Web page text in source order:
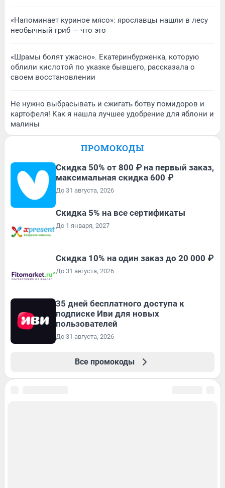
«Напоминает куриное мясо»: ярославцы нашли в лесу
необычный гриб — что это
«Шрамы болят ужасно». Екатеринбурженка, которую
облили кислотой по указке бывшего, рассказала о
своем восстановлении
Не нужно выбрасывать и сжигать ботву помидоров и
картофеля! Как я нашла лучшее удобрение для яблони и
малины
ПРОМОКОДЫ
Скидка 50% от 800 ₽ на первый заказ,
максимальная скидка 600 ₽
До 31 августа, 2026
Скидка 5% на все сертификаты
До 1 января, 2027
Скидка 10% на один заказ до 20 000 ₽
До 31 августа, 2026
35 дней бесплатного доступа к
подписке Иви для новых
пользователей
До 31 августа, 2026
Все промокоды